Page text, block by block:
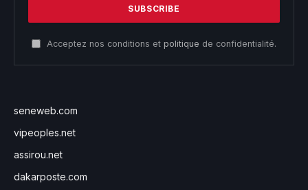
Acceptez nos conditions et politique de confidentialité.
seneweb.com
vipeoples.net
assirou.net
dakarposte.com